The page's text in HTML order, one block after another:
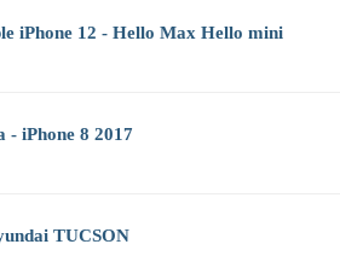
iPhone 12 - Hello Max Hello mini
- iPhone 8 2017
TUCSON